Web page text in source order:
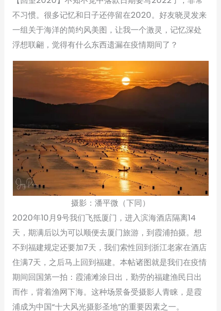
不习惯。很多记忆和日子还停留在2020。好友晓灵发来
一组关于海洋的简约风美图，让我一个激灵，记忆深处
浮想联翩，觉得有什么东西遗漏在疫情期间了？
摄影：潘平微（下同）
2020年10月9号我们飞抵厦门，进入滨海酒店隔离14
天，期满后以为可以顺便去厦门旅游，到霞浦拍摄。想
不到福建规定还要加7天，我们索性回到浙江老家在酒店
住满7天，之后马上回到福建。本帖诸图就是我们在疫情
期间回国第一拍：霞浦滩涂日出，勤劳的福建渔民日出
而作，背着渔网下海。这种场景备受摄影人青睐，是霞
浦成为中国“十大风光摄影圣地”的重要因素之一。